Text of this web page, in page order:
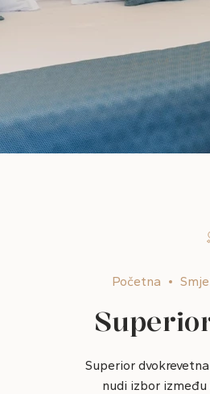
Početna
Superior
nudi izbor između